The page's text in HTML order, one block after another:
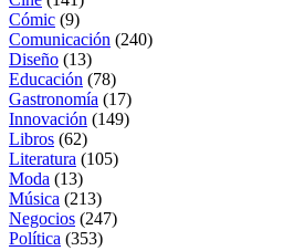
Cómic (9)
Comunicación (240)
Diseño (13)
Educación (78)
Gastronomía (17)
Innovación (149)
Libros (62)
Literatura (105)
Moda (13)
Música (213)
Negocios (247)
Política (353)